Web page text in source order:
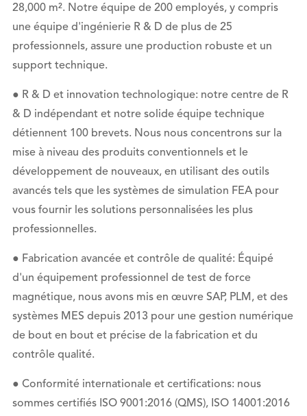
28,000 m². Notre équipe de 200 employés, y compris
une équipe d'ingénierie R & D de plus de 25
professionnels, assure une production robuste et un
support technique.
● R & D et innovation technologique: notre centre de R
& D indépendant et notre solide équipe technique
détiennent 100 brevets. Nous nous concentrons sur la
mise à niveau des produits conventionnels et le
développement de nouveaux, en utilisant des outils
avancés tels que les systèmes de simulation FEA pour
vous fournir les solutions personnalisées les plus
professionnelles.
● Fabrication avancée et contrôle de qualité: Équipé
d'un équipement professionnel de test de force
magnétique, nous avons mis en œuvre SAP, PLM, et des
systèmes MES depuis 2013 pour une gestion numérique
de bout en bout et précise de la fabrication et du
contrôle qualité.
● Conformité internationale et certifications: nous
sommes certifiés ISO 9001:2016 (QMS), ISO 14001:2016